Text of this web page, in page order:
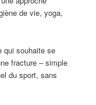
de vie, yoga,
qui souhaite se
fracture – simple
du sport, sans